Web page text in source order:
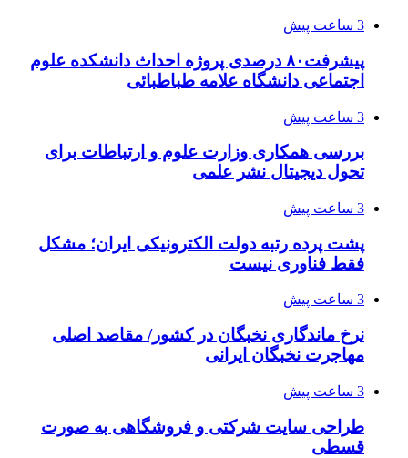
3 ساعت پیش
پیشرفت۸۰ درصدی پروژه احداث دانشکده علوم
اجتماعی دانشگاه علامه طباطبائی
3 ساعت پیش
بررسی همکاری وزارت علوم و ارتباطات برای
تحول دیجیتال نشر علمی
3 ساعت پیش
پشت پرده رتبه دولت الکترونیکی ایران؛ مشکل
فقط فناوری نیست
3 ساعت پیش
نرخ ماندگاری نخبگان در کشور/ مقاصد اصلی
مهاجرت نخبگان ایرانی
3 ساعت پیش
طراحی سایت شرکتی و فروشگاهی به صورت
قسطی